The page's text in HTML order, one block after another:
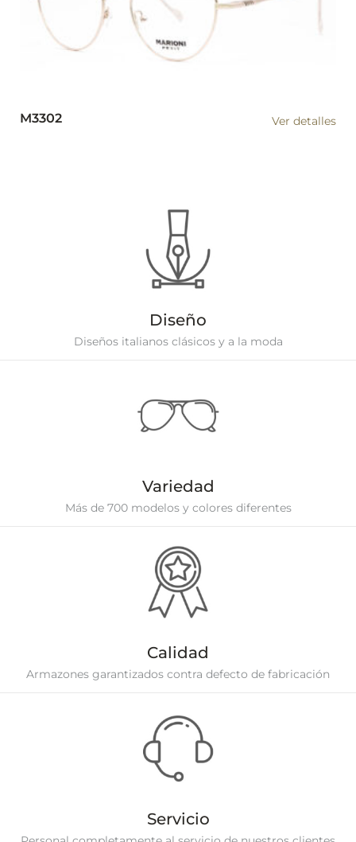
M3302 Ver detalles
Diseño
Diseños italianos clásicos y a la moda
Variedad
Más de 700 modelos y colores diferentes
Calidad
Armazones garantizados contra defecto de fabricación
Servicio